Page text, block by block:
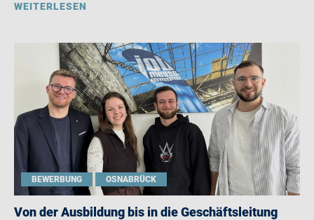
WEITERLESEN
BEWERBUNG OSNABRÜCK
Von der Ausbildung bis in die Geschäftsleitung